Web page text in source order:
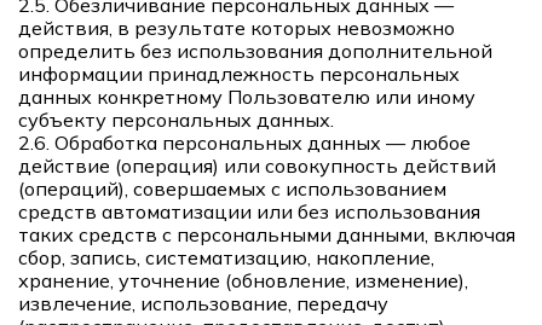
2.5. Обезличивание персональных данных —
действия, в результате которых невозможно
определить без использования дополнительной
информации принадлежность персональных
данных конкретному Пользователю или иному
субъекту персональных данных.
2.6. Обработка персональных данных — любое
действие (операция) или совокупность действий
(операций), совершаемых с использованием
средств автоматизации или без использования
таких средств с персональными данными, включая
сбор, запись, систематизацию, накопление,
хранение, уточнение (обновление, изменение),
извлечение, использование, передачу